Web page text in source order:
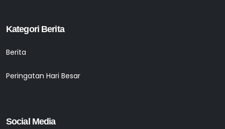
Kategori Berita
Berita
Peringatan Hari Besar
Social Media